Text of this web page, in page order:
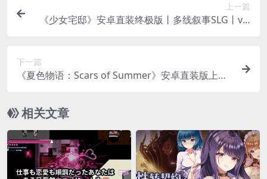
上一篇
《少女宅邸》安卓直装终极版丨多线叙事SLG丨v1.
下一篇
《夏色物语：Scars of Summer》安卓直装版上
相关文章